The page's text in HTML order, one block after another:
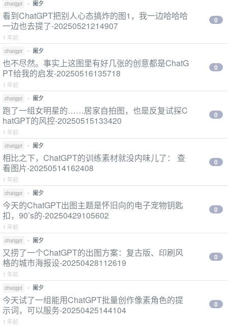
chatgpt • 阑夕
看到ChatGPT把别人心态搞炸的图1，我一边哈哈哈
一边也去提了-20250521214907
1 年前
0
chatgpt • 阑夕
也不尽然。事实上这图里有好几张的创意都是ChatG
PT给我的启发-20250516135718
1 年前
0
chatgpt • 阑夕
跑了一组女明星的……居家自拍图，也是反复试探C
hatGPT的风控-20250515133420
1 年前
0
chatgpt • 阑夕
相比之下，ChatGPT的训练素材就没内味儿了： 查
看图片-20250514162408
1 年前
0
chatgpt • 阑夕
今天的ChatGPT出图主题是怀旧向的电子宠物钥匙
扣，90’s的-20250429105602
1 年前
0
chatgpt • 阑夕
又捞了一个ChatGPT的出图方案：复古版、印刷风
格的城市海报设-20250428112619
1 年前
0
chatgpt • 阑夕
今天试了一组能用ChatGPT批量创作像素角色的提
示词，可以服务-20250425144104
1 年前
0